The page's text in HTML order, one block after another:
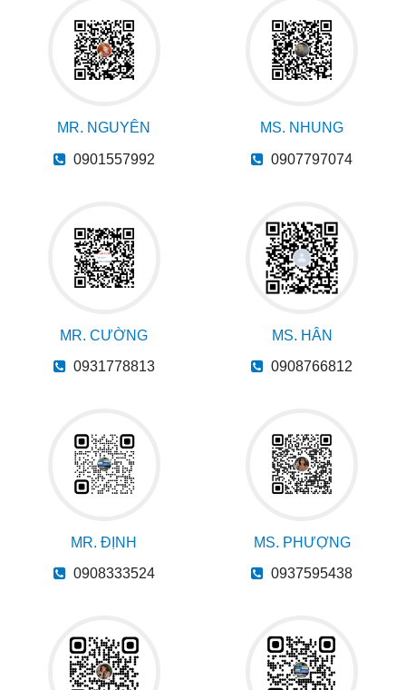
MR. NGUYÊN
0901557992
MS. NHUNG
0907797074
MR. CƯỜNG
0931778813
MS. HÂN
0908766812
MR. ĐỊNH
0908333524
MS. PHƯỢNG
0937595438